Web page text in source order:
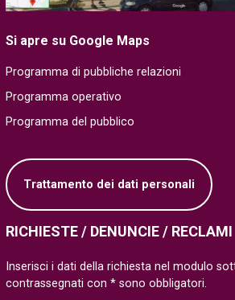
Si apre su Google Maps
Programma di pubbliche relazioni
Programma operativo
Programma del pubblico
Trattamento dei dati personali
RICHIESTE / DENUNCIE / RECLAMI
Inserisci i dati della richiesta nel modulo
contrassegnati con * sono obbligatori.